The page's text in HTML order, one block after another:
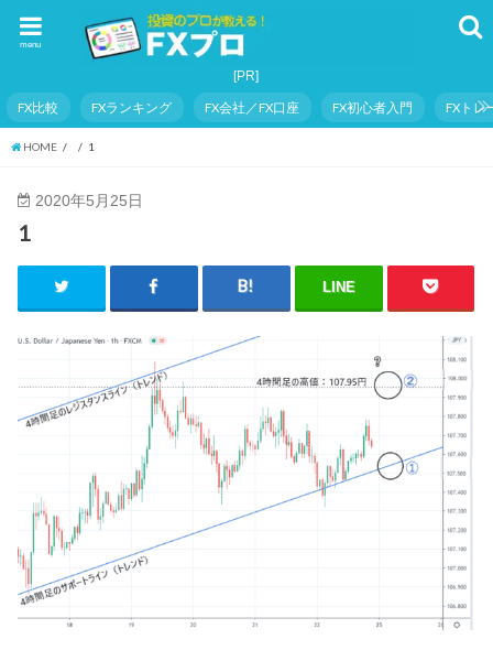
menu
FX比較 FXランキング FX会社／FX口座 FX初心者入門 FXトレ
HOME 1
2020年5月25日
1
LINE